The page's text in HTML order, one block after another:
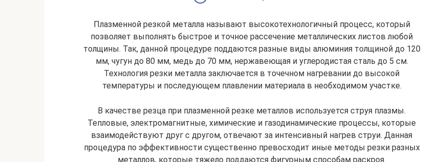
Плазменной резкой металла называют высокотехнологичный процесс, который
позволяет выполнять быстрое и точное рассечение металлических листов любой
толщины. Так, данной процедуре поддаются разные виды алюминия толщиной до 120
мм, чугун до 80 мм, медь до 70 мм, нержавеющая и углеродистая сталь до 5 см.
Технология резки металла заключается в точечном нагревании до высокой
температуры и последующем плавлении материала в необходимом участке.
В качестве резца при плазменной резке металлов используется струя плазмы.
Тепловые, электромагнитные, химические и газодинамические процессы, которые
взаимодействуют друг с другом, отвечают за интенсивный нагрев струи. Данная
процедура по эффективности существенно превосходит иные методы резки разных
металлов, которые тяжело поддаются фигурным способам раскроя.